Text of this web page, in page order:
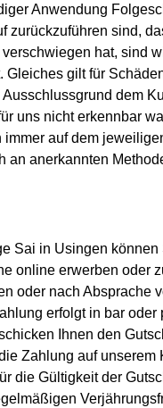
Anwendung
zurückzuführen sind,
hat, sind
Gleiches gilt für
dem
uns nicht erkennbar
auf dem
an anerkannten
Sai in Usingen
online erwerben oder
oder nach Absprache
erfolgt in bar oder
Ihnen den
Zahlung auf unserem
die Gültigkeit der